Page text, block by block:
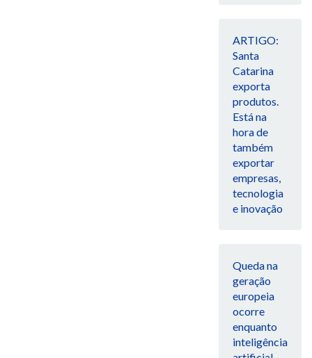
ARTIGO:
Santa
Catarina
exporta
produtos.
Está na
hora de
também
exportar
empresas,
tecnologia
e inovação
Queda na
geração
europeia
ocorre
enquanto
inteligência